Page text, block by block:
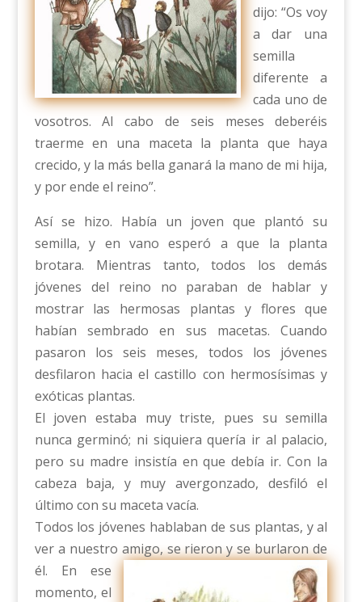
dijo: “Os voy
a dar una
semilla
diferente a
cada uno de
vosotros. Al cabo de seis meses deberéis
traerme en una maceta la planta que haya
crecido, y la más bella ganará la mano de mi hija,
y por ende el reino”.
Así se hizo. Había un joven que plantó su
semilla, y en vano esperó a que la planta
brotara. Mientras tanto, todos los demás
jóvenes del reino no paraban de hablar y
mostrar las hermosas plantas y flores que
habían sembrado en sus macetas. Cuando
pasaron los seis meses, todos los jóvenes
desfilaron hacia el castillo con hermosísimas y
exóticas plantas.
El joven estaba muy triste, pues su semilla
nunca germinó; ni siquiera quería ir al palacio,
pero su madre insistía en que debía ir. Con la
cabeza baja, y muy avergonzado, desfiló el
último con su maceta vacía.
Todos los jóvenes hablaban de sus plantas, y al
ver a nuestro amigo, se rieron y se burlaron de
él. En ese
momento, el